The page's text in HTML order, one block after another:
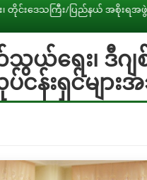
စိုးရအဖွဲ့တို့နှင့် လုပ်ငန်းညှိနှိုင်းအစည်း
ေး၊ ဒီဂျ
လုပ်ငန်းရှင်မ